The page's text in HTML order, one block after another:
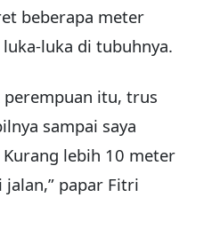
beberapa meter
luka di tubuhnya.
perempuan itu, trus
sampai saya
lebih 10 meter
papar Fitri